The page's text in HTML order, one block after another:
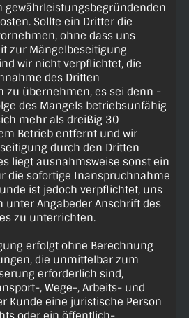
gewährleistungsbegründenden
Sollte ein Dritter die
ohne dass uns
zur Mängelbeseitigung
wir nicht verpflichtet, die
des Dritten
zu übernehmen, es sei denn -
des Mangels betriebsunfähig
mehr als dreißig 30
Betrieb entfernt und wir
durch den Dritten
liegt ausnahmsweise sonst ein
die sofortige Inanspruchnahme
ist jedoch verpflichtet, uns
Angabeder Anschrift des
zu unterrichten.
erfolgt ohne Berechnung
die unmittelbar zum
erforderlich sind,
, Wege-, Arbeits- und
Kunde eine juristische Person